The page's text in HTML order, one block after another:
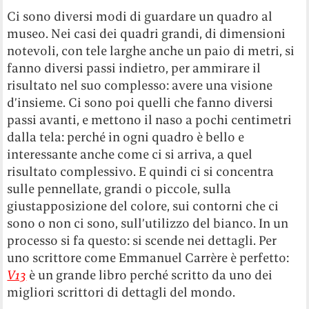
Ci sono diversi modi di guardare un quadro al
museo. Nei casi dei quadri grandi, di dimensioni
notevoli, con tele larghe anche un paio di metri, si
fanno diversi passi indietro, per ammirare il
risultato nel suo complesso: avere una visione
d’insieme. Ci sono poi quelli che fanno diversi
passi avanti, e mettono il naso a pochi centimetri
dalla tela: perché in ogni quadro è bello e
interessante anche come ci si arriva, a quel
risultato complessivo. E quindi ci si concentra
sulle pennellate, grandi o piccole, sulla
giustapposizione del colore, sui contorni che ci
sono o non ci sono, sull’utilizzo del bianco. In un
processo si fa questo: si scende nei dettagli. Per
uno scrittore come Emmanuel Carrère è perfetto:
V13 è un grande libro perché scritto da uno dei
migliori scrittori di dettagli del mondo.